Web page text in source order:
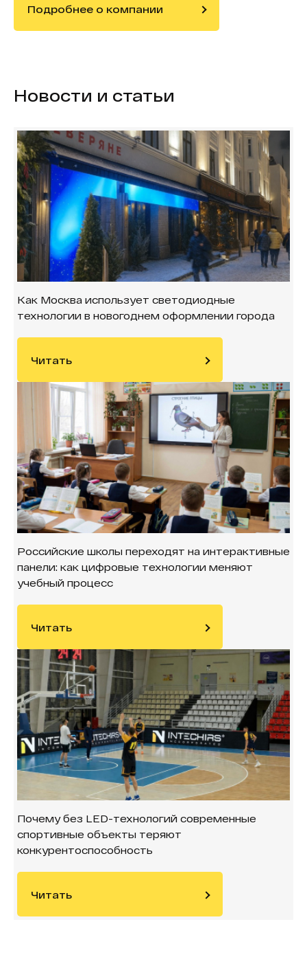
Подробнее о компании
Новости и статьи
Как Москва использует светодиодные
технологии в новогоднем оформлении города
Читать
Российские школы переходят на интерактивные
панели: как цифровые технологии меняют
учебный процесс
Читать
Почему без LED-технологий современные
спортивные объекты теряют
конкурентоспособность
Читать